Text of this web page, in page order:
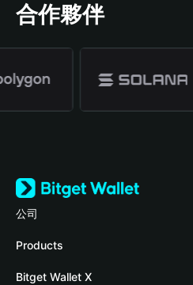
合作夥伴
公司
關於 Bitget Wallet
部落格
Products
Crypto Card
Bitget Wallet X